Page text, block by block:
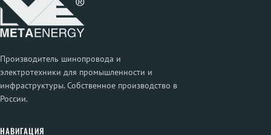
Производитель шинопровода и
электротехники для промышленности и
инфраструктуры. Собственное производство в
России.
НАВИГАЦИЯ